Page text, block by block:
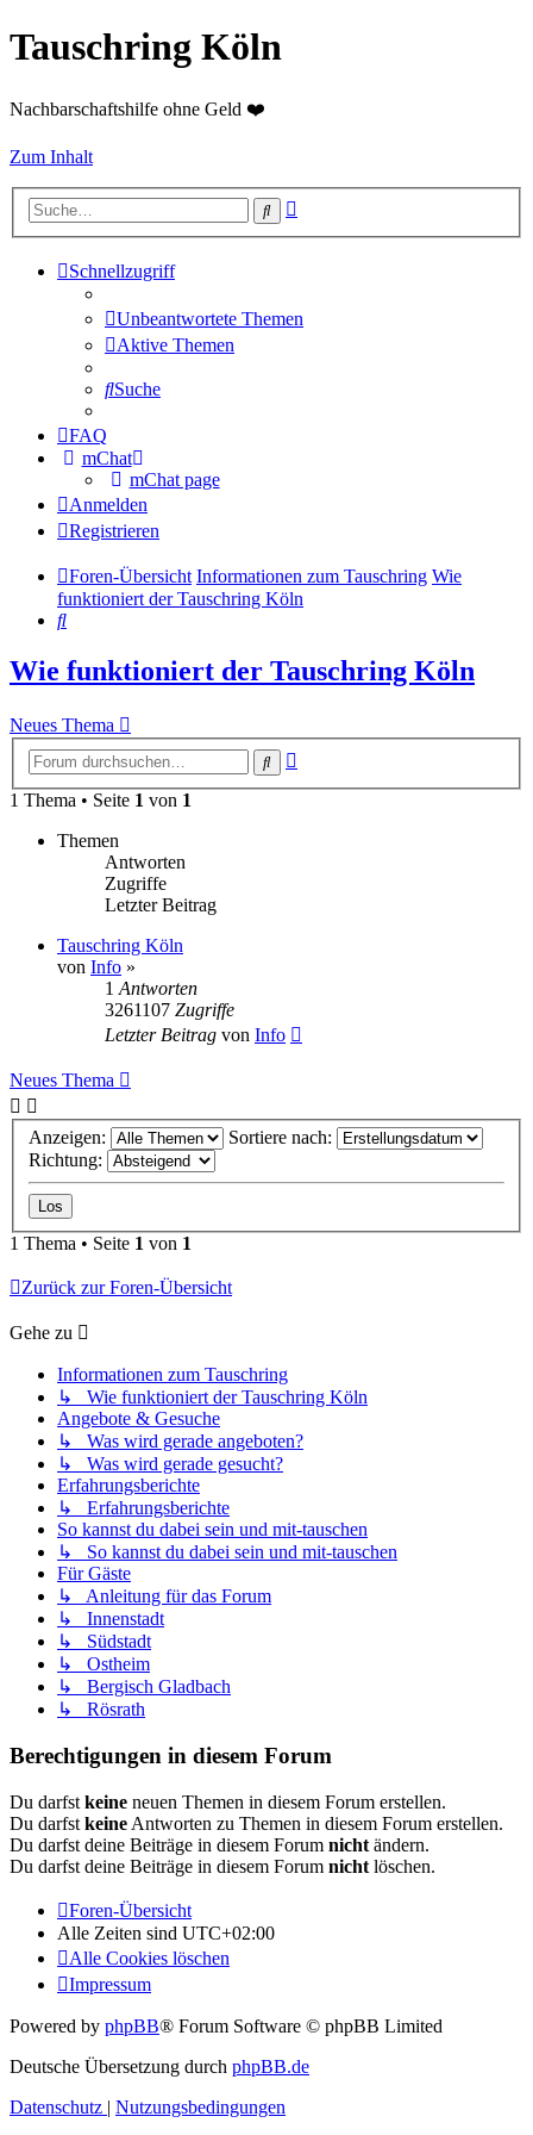
Tauschring Köln
Nachbarschaftshilfe ohne Geld ❤️
Zum Inhalt
Suche
Schnellzugriff
Unbeantwortete Themen
Aktive Themen
Suche
FAQ
mChat
mChat page
Anmelden
Registrieren
Foren-Übersicht Informationen zum Tauschring Wie
funktioniert der Tauschring Köln
Suche
Wie funktioniert der Tauschring Köln
Neues Thema
Suche
1 Thema • Seite 1 von 1
Themen
Antworten
Zugriffe
Letzter Beitrag
Tauschring Köln
von Info »
1 Antworten
3261107 Zugriffe
Letzter Beitrag von Info
Neues Thema
Anzeigen:
Sortiere nach:
Richtung:
1 Thema • Seite 1 von 1
Zurück zur Foren-Übersicht
Gehe zu
Informationen zum Tauschring
↳ Wie funktioniert der Tauschring Köln
Angebote & Gesuche
↳ Was wird gerade angeboten?
↳ Was wird gerade gesucht?
Erfahrungsberichte
↳ Erfahrungsberichte
So kannst du dabei sein und mit-tauschen
↳ So kannst du dabei sein und mit-tauschen
Für Gäste
↳ Anleitung für das Forum
↳ Innenstadt
↳ Südstadt
↳ Ostheim
↳ Bergisch Gladbach
↳ Rösrath
Berechtigungen in diesem Forum
Du darfst keine neuen Themen in diesem Forum erstellen.
Du darfst keine Antworten zu Themen in diesem Forum erstellen.
Du darfst deine Beiträge in diesem Forum nicht ändern.
Du darfst deine Beiträge in diesem Forum nicht löschen.
Foren-Übersicht
Alle Zeiten sind UTC+02:00
Alle Cookies löschen
Impressum
Powered by phpBB® Forum Software © phpBB Limited
Deutsche Übersetzung durch phpBB.de
Datenschutz | Nutzungsbedingungen